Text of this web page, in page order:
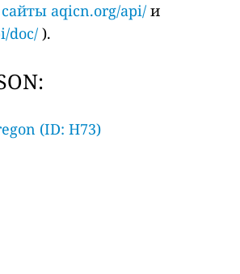
сайты aqicn.org/api/ и
doc/ ).
(ID: H73)